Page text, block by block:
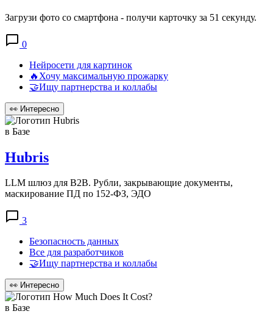
Загрузи фото со смартфона - получи карточку за 51 секунду.
0
Нейросети для картинок
🔥Хочу максимальную прожарку
🤝Ищу партнерства и коллабы
👀 Интересно
в Базе
Hubris
LLM шлюз для B2B. Рубли, закрывающие документы,
маскирование ПД по 152-ФЗ, ЭДО
3
Безопасность данных
Все для разработчиков
🤝Ищу партнерства и коллабы
👀 Интересно
в Базе